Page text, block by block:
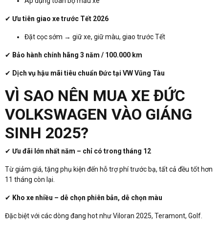
✔ Ưu tiên giao xe trước Tết 2026
Đặt cọc sớm → giữ xe, giữ màu, giao trước Tết
✔ Bảo hành chính hãng 3 năm / 100.000 km
✔ Dịch vụ hậu mãi tiêu chuẩn Đức tại VW Vũng Tàu
VÌ SAO NÊN MUA XE ĐỨC
VOLKSWAGEN VÀO GIÁNG
SINH 2025?
✔ Ưu đãi lớn nhất năm – chỉ có trong tháng 12
Từ giảm giá, tặng phụ kiện đến hỗ trợ phí trước bạ, tất cả đều tốt hơn
11 tháng còn lại.
✔ Kho xe nhiều – dễ chọn phiên bản, dễ chọn màu
Đặc biệt với các dòng đang hot như Viloran 2025, Teramont, Golf.